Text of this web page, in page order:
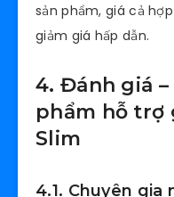
sản phẩm, giá cả
giảm giá hấp dẫn.
4. Đánh giá –
phẩm hỗ trợ
Slim
4.1. Chuyên gia